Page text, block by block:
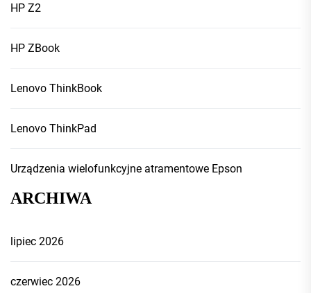
HP Z2
HP ZBook
Lenovo ThinkBook
Lenovo ThinkPad
Urządzenia wielofunkcyjne atramentowe Epson
ARCHIWA
lipiec 2026
czerwiec 2026